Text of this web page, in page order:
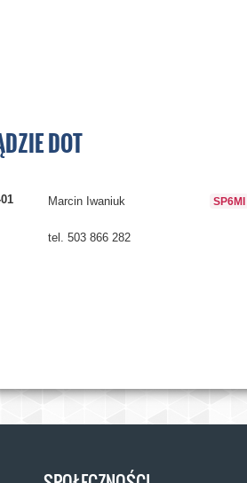
DOT
Marcin Iwaniuk
tel. 503 866 282
SP6MI